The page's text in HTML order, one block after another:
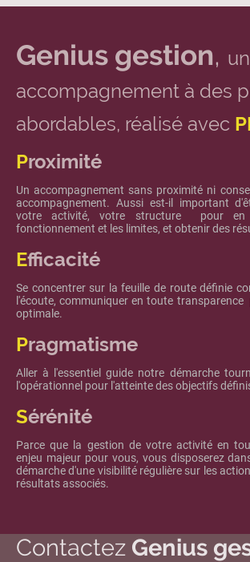
Genius gestion, un
accompagnement à des
abordables, réalisé avec
Proximité
Un accompagnement sans proximité ni
accompagnement. Aussi est-il important
votre activité, votre structure pour
fonctionnement et les limites, et obtenir des
Efficacité
Se concentrer sur la feuille de route définie
l'écoute, communiquer en toute
optimale.
Pragmatisme
Aller à l'essentiel guide notre démarche
l'opérationnel pour l'atteinte des objectifs
Sérénité
Parce que la gestion de votre activité en
enjeu majeur pour vous, vous disposerez
démarche d'une visibilité régulière sur les
résultats associés.
Contactez Genius